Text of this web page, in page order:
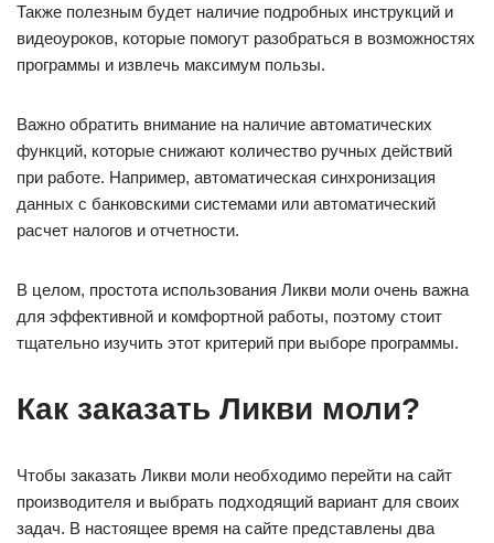
Также полезным будет наличие подробных инструкций и
видеоуроков, которые помогут разобраться в возможностях
программы и извлечь максимум пользы.
Важно обратить внимание на наличие автоматических
функций, которые снижают количество ручных действий
при работе. Например, автоматическая синхронизация
данных с банковскими системами или автоматический
расчет налогов и отчетности.
В целом, простота использования Ликви моли очень важна
для эффективной и комфортной работы, поэтому стоит
тщательно изучить этот критерий при выборе программы.
Как заказать Ликви моли?
Чтобы заказать Ликви моли необходимо перейти на сайт
производителя и выбрать подходящий вариант для своих
задач. В настоящее время на сайте представлены два